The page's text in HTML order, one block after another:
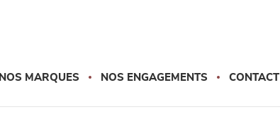
NOS MARQUES NOS ENGAGEMENTS CONTACT